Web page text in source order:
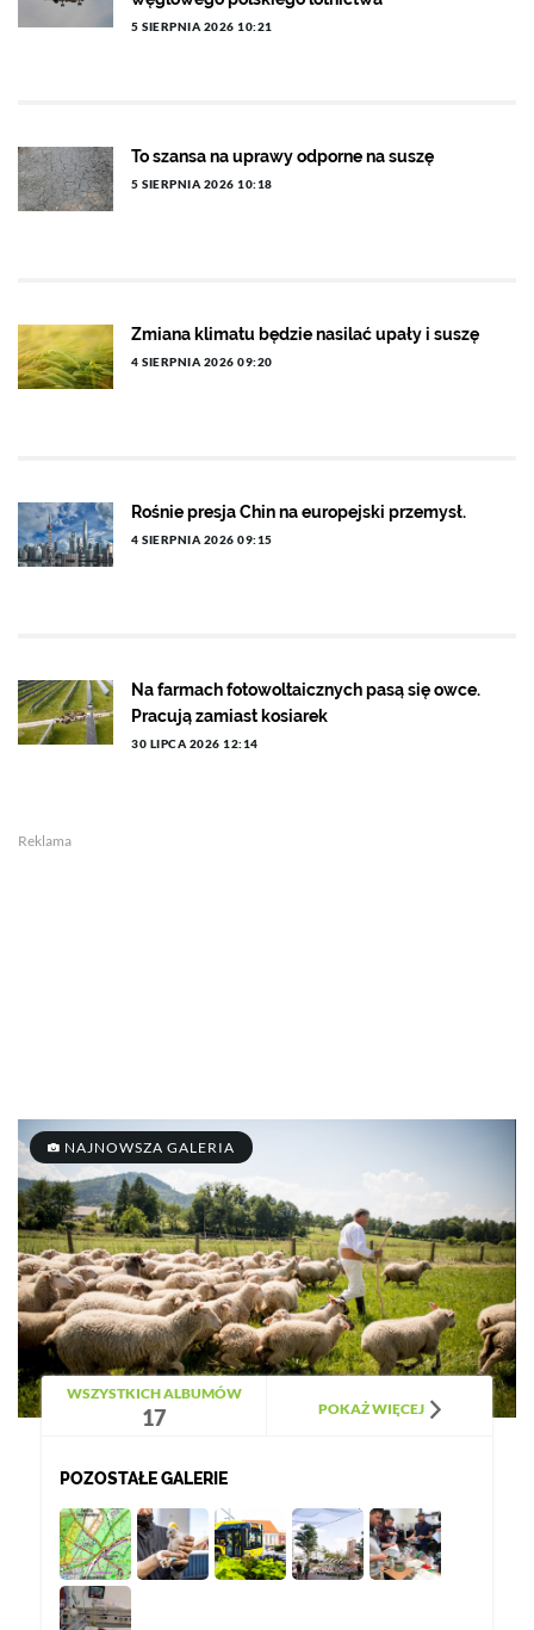
5 SIERPNIA 2026 10:21
To szansa na uprawy odporne na suszę
5 SIERPNIA 2026 10:18
Zmiana klimatu będzie nasilać upały i suszę
4 SIERPNIA 2026 09:20
Rośnie presja Chin na europejski przemysł.
4 SIERPNIA 2026 09:15
Na farmach fotowoltaicznych pasą się owce.
Pracują zamiast kosiarek
30 LIPCA 2026 12:14
Reklama
NAJNOWSZA GALERIA
WSZYSTKICH ALBUMÓW
17 POKAŻ WIĘCEJ
POZOSTAŁE GALERIE